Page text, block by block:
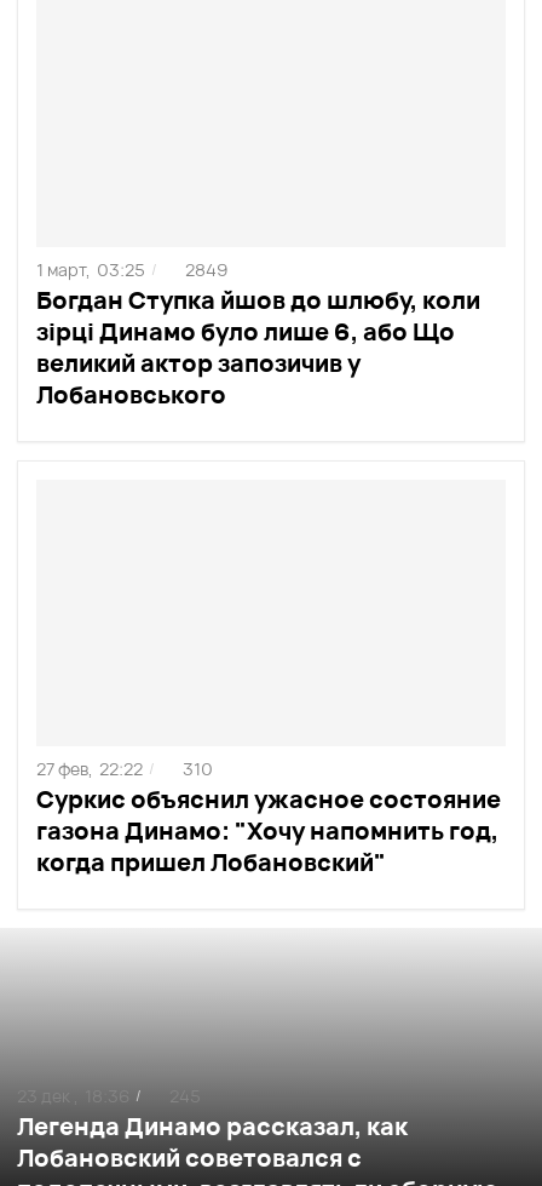
Богдан Ступка йшов до шлюбу, коли
зірці Динамо було лише 6, або Що
великий актор запозичив у
Лобановського
1 март, 03:25 / 2849
Суркис объяснил ужасное состояние
газона Динамо: "Хочу напомнить год,
когда пришел Лобановский"
27 фев, 22:22 / 310
Легенда Динамо рассказал, как
Лобановский советовался с
23 дек , 18:36 / 245